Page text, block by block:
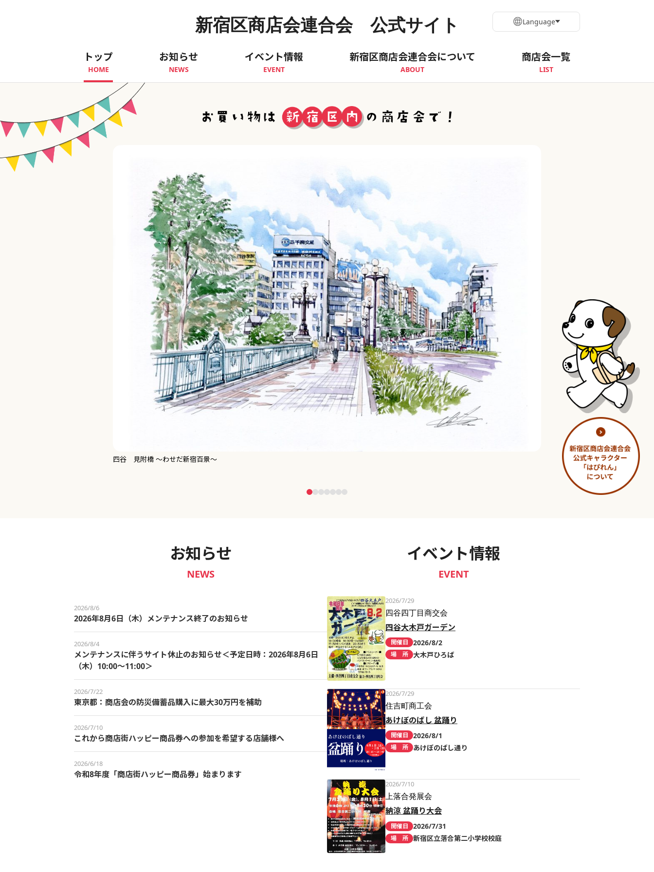
新宿区商店会連合会 公式サイト
トップ
HOME
お知らせ
NEWS
イベント情報
EVENT
新宿区商店会連合会について
ABOUT
商店会一覧
LIST
Language
淀橋市場 ～わせだ新宿百景～
お知らせ
NEWS
2026/8/6
2026年8月6日（木）メンテナンス終了のお知らせ
2026/8/4
メンテナンスに伴うサイト休止のお知らせ＜予定日時：2026年8月6日
（木）10:00～11:00＞
2026/7/22
東京都：商店会の防災備蓄品購入に最大30万円を補助
2026/7/10
これから商店街ハッピー商品券への参加を希望する店舗様へ
2026/6/18
令和8年度「商店街ハッピー商品券」始まります
イベント情報
EVENT
2026/7/29
四谷四丁目商交会
四谷大木戸ガーデン
開催日 2026/8/2
場 所 大木戸ひろば
2026/7/29
住吉町商工会
あけぼのばし 盆踊り
開催日 2026/8/1
場 所 あけぼのばし通り
2026/7/10
上落合発展会
納涼 盆踊り大会
開催日 2026/7/31
場 所 新宿区立落合第二小学校校庭